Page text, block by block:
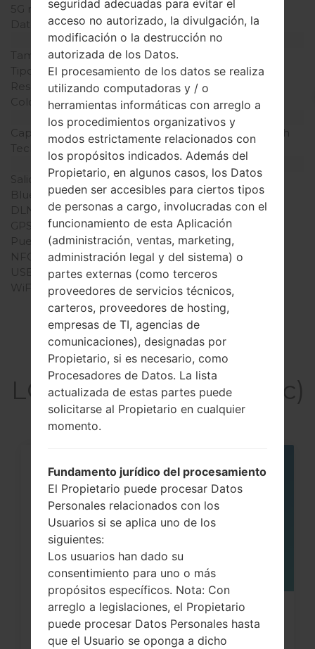
5G network
-
Datos
GPRS
Pantalla
Tamaño de la pantalla
-
Tipo de Pantalla
CSTN
Resolución de Pantalla
128 x 128 píxeles
Colores de pantalla
65K colores
Batería y Teclado
Capacidad de batería
Extraíble Li-Ion 830 mAh
Teclado físico
Sí
Interfaces
Salida de audio
-
Bluetooth
-
DLNA
No
GPS
-
Puerto infrarrojo
No
NFC
No
USB
-
WiFi
-
Artículos
LGMG220c(LGMG220c)
05
¿Cómo restablecer datos de fábrica
a través del código...
seguridad adecuadas para evitar el
acceso no autorizado, la divulgación, la
modificación o la destrucción no
autorizada de los Datos.
El procesamiento de los datos se realiza
utilizando computadoras y / o
herramientas informáticas con arreglo a
los procedimientos organizativos y
modos estrictamente relacionados con
los propósitos indicados. Además del
Propietario, en algunos casos, los Datos
pueden ser accesibles para ciertos tipos
de personas a cargo, involucradas con el
funcionamiento de esta Aplicación
(administración, ventas, marketing,
administración legal y del sistema) o
partes externas (como terceros
proveedores de servicios técnicos,
carteros, proveedores de hosting,
empresas de TI, agencias de
comunicaciones), designadas por
Propietario, si es necesario, como
Procesadores de Datos. La lista
actualizada de estas partes puede
solicitarse al Propietario en cualquier
momento.
Fundamento jurídico del procesamiento
El Propietario puede procesar Datos
Personales relacionados con los
Usuarios si se aplica uno de los
siguientes:
Los usuarios han dado su
consentimiento para uno o más
propósitos específicos. Nota: Con
arreglo a legislaciones, el Propietario
puede procesar Datos Personales hasta
que el Usuario se oponga a dicho